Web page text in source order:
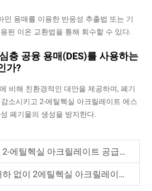
민 용매를 이용한 반응성 추출법 또는 기
된 이온 교환법을 통해 회수할 수 있다.
층 공융 용매(DES)를 사용하는
가?
비해 친환경적인 대안을 제공하며, 폐기
소시키고 2-에틸헥실 아크릴레이트 에스
폐기물의 생성을 방지한다.
실 아크릴레이트 공급에 크게 의존하는 하류 산업은 어디인가?
에틸헥실 아크릴레이트의 생산 효율을 향상시키는 방법은 무엇인가?